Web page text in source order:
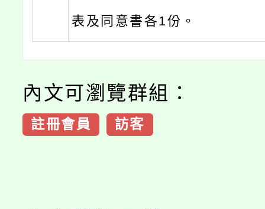
表及同意書各1份。
內文可瀏覽群組：
註冊會員 訪客